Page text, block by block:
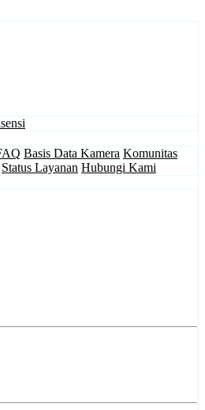
Basis Data Kamera Komunitas
Status Layanan Hubungi Kami